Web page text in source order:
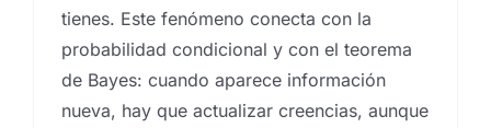
tienes. Este fenómeno conecta con la
probabilidad condicional y con el teorema
de Bayes: cuando aparece información
nueva, hay que actualizar creencias, aunque